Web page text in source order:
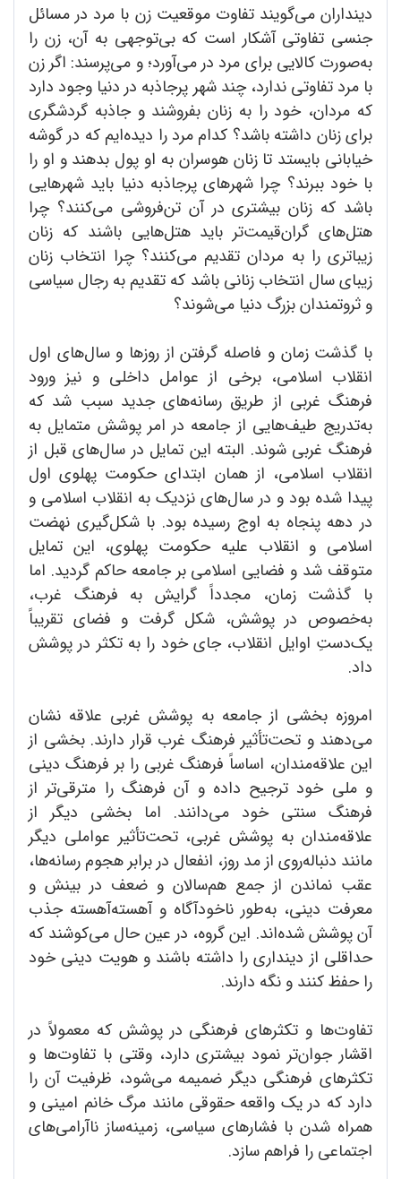
دینداران می‌گویند تفاوت موقعیت زن با مرد در مسائل
جنسی تفاوتی آشکار است که بی‌توجهی به آن، زن را
به‌صورت کالایی برای مرد در می‌آورد؛ و می‌پرسند: اگر زن
با مرد تفاوتی ندارد، چند شهر پرجاذبه در دنیا وجود دارد
که مردان، خود را به زنان بفروشند و جاذبه گردشگری
برای زنان داشته باشد؟ کدام مرد را دیده‌ایم که در گوشه
خیابانی بایستد تا زنان هوسران به او پول بدهند و او را
با خود ببرند؟ چرا شهرهای پرجاذبه دنیا باید شهرهایی
باشد که زنان بیشتری در آن تن‌فروشی می‌کنند؟ چرا
هتل‌های گران‌قیمت‌تر باید هتل‌هایی باشند که زنان
زیباتری را به مردان تقدیم می‌کنند؟ چرا انتخاب زنان
زیبای سال انتخاب زنانی باشد که تقدیم به رجال سیاسی
و ثروتمندان بزرگ دنیا می‌شوند؟
با گذشت زمان و فاصله گرفتن از روزها و سال‌های اول
انقلاب اسلامی، برخی از عوامل داخلی و نیز ورود
فرهنگ غربی از طریق رسانه‌های جدید سبب شد که
به‌تدریج طیف‌هایی از جامعه در امر پوشش متمایل به
فرهنگ غربی شوند. البته این تمایل در سال‌های قبل از
انقلاب اسلامی، از همان ابتدای حکومت پهلوی اول
پیدا شده بود و در سال‌های نزدیک به انقلاب اسلامی و
در دهه پنجاه به اوج رسیده بود. با شکل‌گیری نهضت
اسلامی و انقلاب علیه حکومت پهلوی، این تمایل
متوقف شد و فضایی اسلامی بر جامعه حاکم گردید. اما
با گذشت زمان، مجدداً گرایش به فرهنگ غرب،
به‌خصوص در پوشش، شکل گرفت و فضای تقریباً
یک‌دستِ اوایل انقلاب، جای خود را به تکثر در پوشش
داد.
امروزه بخشی از جامعه به پوشش غربی علاقه نشان
می‌دهند و تحت‌تأثیر فرهنگ غرب قرار دارند. بخشی از
این علاقه‌مندان، اساساً فرهنگ غربی را بر فرهنگ دینی
و ملی خود ترجیح داده و آن فرهنگ را مترقی‌تر از
فرهنگ سنتی خود می‌دانند. اما بخشی دیگر از
علاقه‌مندان به پوشش غربی، تحت‌تأثیر عواملی دیگر
مانند دنباله‌روی از مد روز، انفعال در برابر هجوم رسانه‌ها،
عقب نماندن از جمع هم‌سالان و ضعف در بینش و
معرفت دینی، به‌طور ناخودآگاه و آهسته‌آهسته جذب
آن پوشش شده‌اند. این گروه، در عین حال می‌کوشند که
حداقلی از دینداری را داشته باشند و هویت دینی خود
را حفظ کنند و نگه دارند.
تفاوت‌ها و تکثرهای فرهنگی در پوشش که معمولاً در
اقشار جوان‌تر نمود بیشتری دارد، وقتی با تفاوت‌ها و
تکثرهای فرهنگی دیگر ضمیمه می‌شود، ظرفیت آن را
دارد که در یک واقعه حقوقی مانند مرگ خانم امینی و
همراه شدن با فشارهای سیاسی، زمینه‌ساز ناآرامی‌های
اجتماعی را فراهم سازد.